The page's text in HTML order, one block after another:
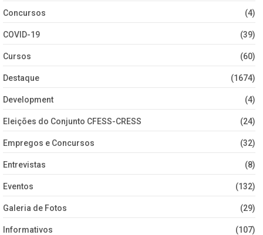
Concursos (4)
COVID-19 (39)
Cursos (60)
Destaque (1674)
Development (4)
Eleições do Conjunto CFESS-CRESS (24)
Empregos e Concursos (32)
Entrevistas (8)
Eventos (132)
Galeria de Fotos (29)
Informativos (107)